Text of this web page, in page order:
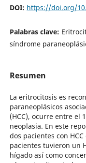
DOI: https://doi.org/
Palabras clave:
síndrome
Resumen
La eritrocitosis es
paraneoplásicos
(HCC), ocurre entre el
neoplasia. En este
dos pacientes con
pacientes tuvieron un
hígado así como